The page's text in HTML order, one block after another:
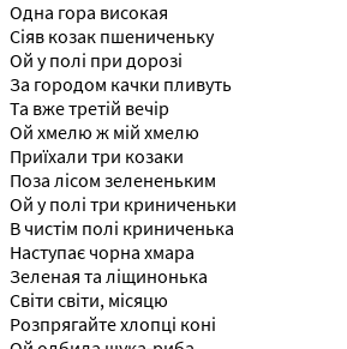
Одна гора високая
Сіяв козак пшениченьку
Ой у полі при дорозі
За городом качки пливуть
Та вже третій вечір
Ой хмелю ж мій хмелю
Приїхали три козаки
Поза лісом зелененьким
Ой у полі три криниченьки
В чистім полі криниченька
Наступає чорна хмара
Зеленая та ліщинонька
Світи світи, місяцю
Розпрягайте хлопці коні